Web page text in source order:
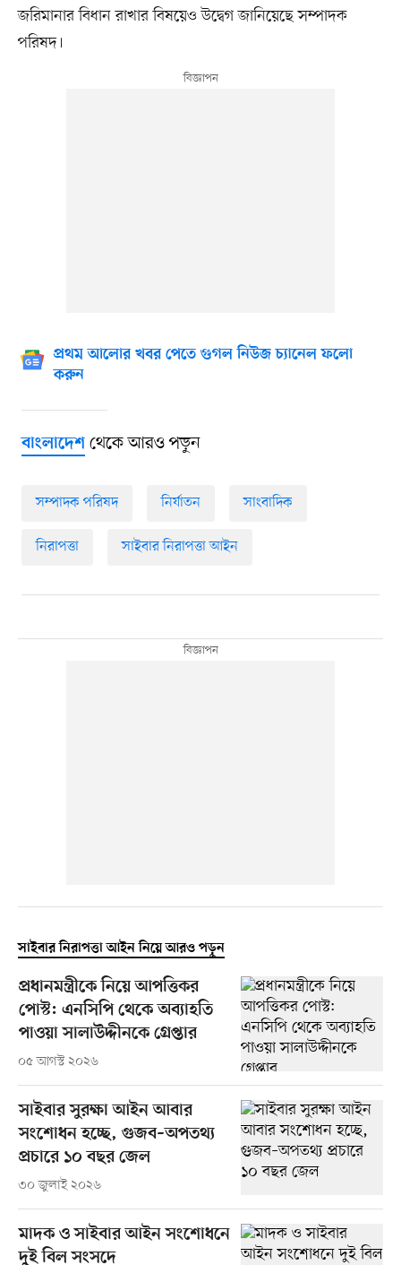
জরিমানার বিধান রাখার বিষয়েও উদ্বেগ জানিয়েছে সম্পাদক
পরিষদ।
প্রথম আলোর খবর পেতে গুগল নিউজ চ্যানেল ফলো
করুন
বাংলাদেশথেকে আরও পড়ুন
সম্পাদক পরিষদ নির্যাতন সাংবাদিক
নিরাপত্তা সাইবার নিরাপত্তা আইন
সাইবার নিরাপত্তা আইন নিয়ে আরও পড়ুন
প্রধানমন্ত্রীকে নিয়ে আপত্তিকর
পোস্ট: এনসিপি থেকে অব্যাহতি
পাওয়া সালাউদ্দীনকে গ্রেপ্তার
০৫ আগস্ট ২০২৬
সাইবার সুরক্ষা আইন আবার
সংশোধন হচ্ছে, গুজব–অপতথ্য
প্রচারে ১০ বছর জেল
৩০ জুলাই ২০২৬
মাদক ও সাইবার আইন সংশোধনে
দুই বিল সংসদে